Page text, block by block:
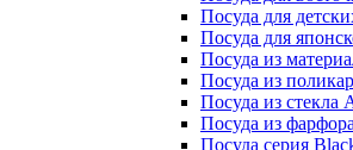
Посуда для
Посуда для
Посуда из
Посуда из
Посуда из стекла
Посуда из
Посуда серия